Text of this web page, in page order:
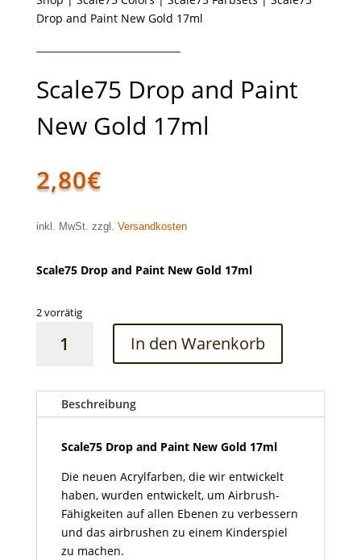
Drop and Paint New Gold 17ml
Scale75 Drop and Paint
New Gold 17ml
2,80€
inkl. MwSt. zzgl. Versandkosten
Scale75 Drop and Paint New Gold 17ml
2 vorrätig
Gold
17ml
In den Warenkorb
Beschreibung
Scale75 Drop and Paint New Gold 17ml
Die neuen Acrylfarben, die wir entwickelt
haben, wurden entwickelt, um Airbrush-
Fähigkeiten auf allen Ebenen zu verbessern
und das airbrushen zu einem Kinderspiel
zu machen.